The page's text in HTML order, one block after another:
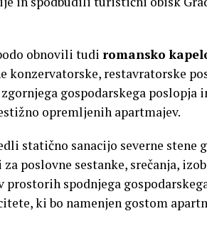
obnovili tudi romansko
konzervatorske, restavratorske
gospodarskega
opremljenih apartmajev.
statično sanacijo severne stene
poslovne sestanke, srečanja,
prostorih spodnjega
ki bo namenjen gostom